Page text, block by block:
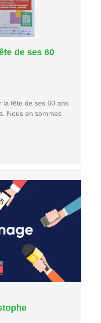
de ses 60
la fête de ses 60 ans
Nous en sommes